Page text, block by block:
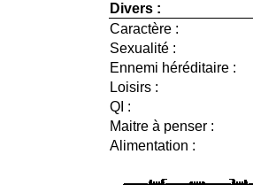
Divers :
Caractère :
Sexualité :
Ennemi héréditaire :
Loisirs :
QI :
Maitre à penser :
Alimentation :